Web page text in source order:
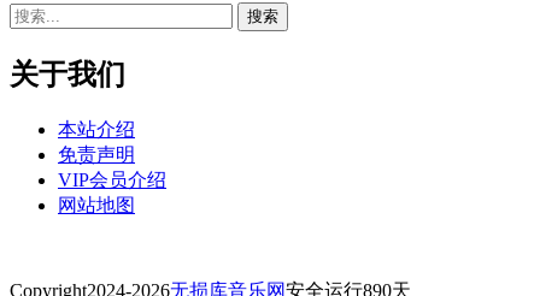
关于我们
本站介绍
免责声明
VIP会员介绍
网站地图
Copyright2024-2026无损库音乐网安全运行890天